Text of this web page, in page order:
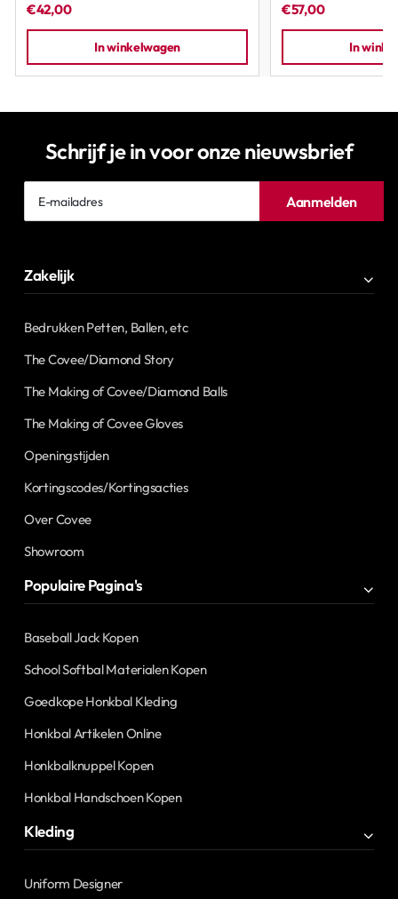
€42,00
In winkelwagen
€57,00
In
Schrijf je in voor onze nieuwsbrief
mailadres
Aanmelden
Zakelijk
Bedrukken Petten, Ballen, etc
The Covee/Diamond Story
The Making of Covee/Diamond Balls
The Making of Covee Gloves
Openingstijden
Kortingscodes/Kortingsacties
Over Covee
Showroom
Populaire Pagina's
Baseball Jack Kopen
School Softbal Materialen Kopen
Goedkope Honkbal Kleding
Honkbal Artikelen Online
Honkbalknuppel Kopen
Honkbal Handschoen Kopen
Kleding
Uniform Designer